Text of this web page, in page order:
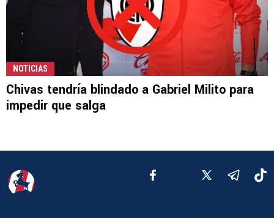
NOTICIAS
Chivas tendría blindado a Gabriel Milito para
impedir que salga